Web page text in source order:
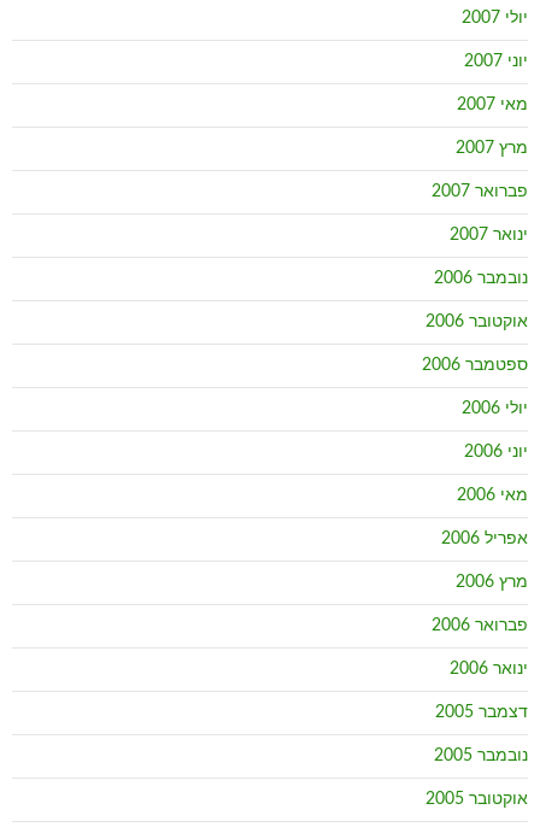
יולי 2007
יוני 2007
מאי 2007
מרץ 2007
פברואר 2007
ינואר 2007
נובמבר 2006
אוקטובר 2006
ספטמבר 2006
יולי 2006
יוני 2006
מאי 2006
אפריל 2006
מרץ 2006
פברואר 2006
ינואר 2006
דצמבר 2005
נובמבר 2005
אוקטובר 2005